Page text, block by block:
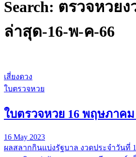
Search: ตรวจหวยง
ล่าสุด-16-พ-ค-66
เสี่ยงดวง
ใบตรวจหวย
ใบตรวจหวย 16 พฤษภาคม
16 May 2023
ผลสลากกินแบ่งรัฐบาล งวดประจำวันที่